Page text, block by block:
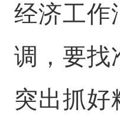
经济工作
调，要找
突出抓好